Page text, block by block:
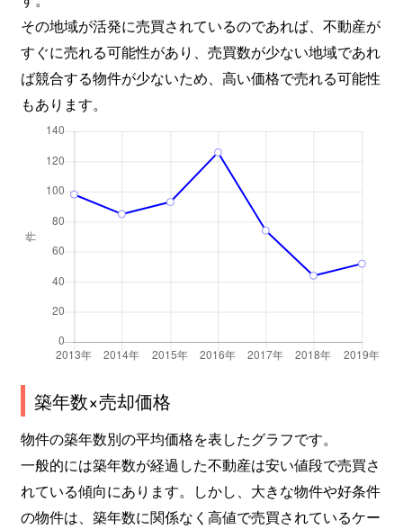
その地域が活発に売買されているのであれば、不動産が
すぐに売れる可能性があり、売買数が少ない地域であれ
ば競合する物件が少ないため、高い価格で売れる可能性
もあります。
築年数×売却価格
物件の築年数別の平均価格を表したグラフです。
一般的には築年数が経過した不動産は安い値段で売買さ
れている傾向にあります。しかし、大きな物件や好条件
の物件は、築年数に関係なく高値で売買されているケー